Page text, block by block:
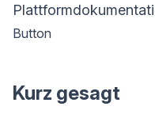
Button
Kurz gesagt